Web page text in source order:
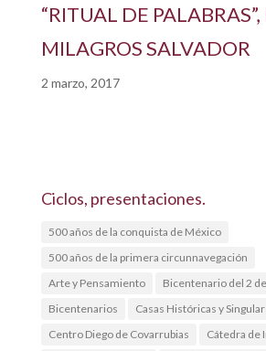
“RITUAL DE
MILAGROS SALVADOR
2 marzo, 2017
Ciclos, presentaciones.
500 años de la conquista de México
500 años de la primera circunnavegación
Arte y Pensamiento
Bicentenario del 2
Bicentenarios
Casas Históricas y
Centro Diego de Covarrubias
Cátedra de